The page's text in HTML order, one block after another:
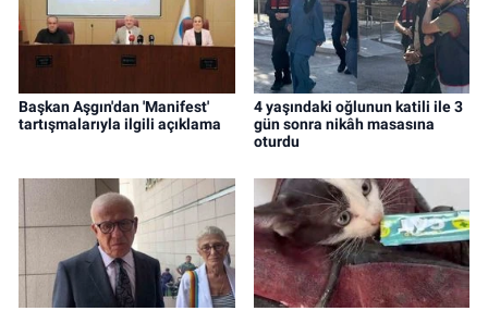
Başkan Aşgın'dan 'Manifest'
tartışmalarıyla ilgili açıklama
4 yaşındaki oğlunun katili ile 3
gün sonra nikâh masasına
oturdu